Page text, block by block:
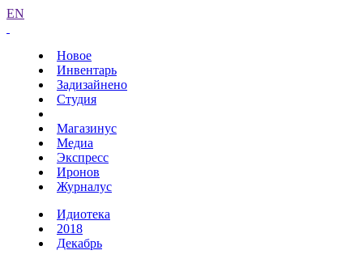
EN
Новое
Инвентарь
Задизайнено
Студия
Магазинус
Медиа
Экспресс
Иронов
Журналус
Идиотека
2018
Декабрь